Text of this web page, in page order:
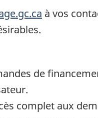
à vos
de
complet aux